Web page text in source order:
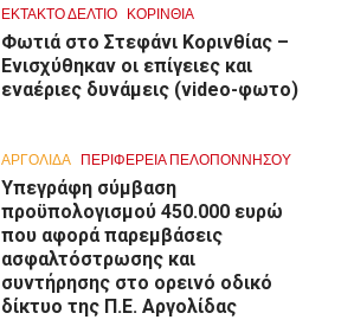
ΕΚΤΑΚΤΟ ΔΕΛΤΙΟ ΚΟΡΙΝΘΊΑ
Φωτιά στο Στεφάνι Κορινθίας –
Ενισχύθηκαν οι επίγειες και
εναέριες δυνάμεις (video-φωτο)
ΑΡΓΟΛΙΔΑ ΠΕΡΙΦΈΡΕΙΑ ΠΕΛΟΠΟΝΝΉΣΟΥ
Υπεγράφη σύμβαση
προϋπολογισμού 450.000 ευρώ
που αφορά παρεμβάσεις
ασφαλτόστρωσης και
συντήρησης στο ορεινό οδικό
δίκτυο της Π.Ε. Αργολίδας